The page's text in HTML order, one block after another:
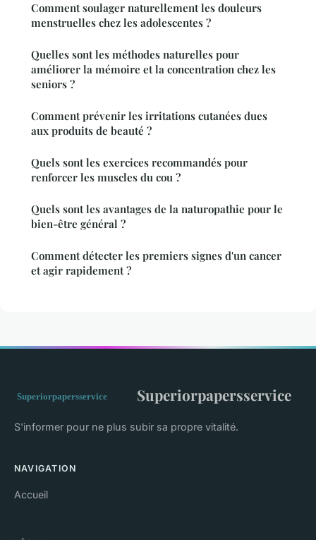
Comment soulager naturellement les douleurs
menstruelles chez les adolescentes ?
Quelles sont les méthodes naturelles pour
améliorer la mémoire et la concentration chez les
seniors ?
Comment prévenir les irritations cutanées dues
aux produits de beauté ?
Quels sont les exercices recommandés pour
renforcer les muscles du cou ?
Quels sont les avantages de la naturopathie pour le
bien-être général ?
Comment détecter les premiers signes d'un cancer
et agir rapidement ?
Superiorpapersservice
S'informer pour ne plus subir sa propre vitalité.
NAVIGATION
Accueil